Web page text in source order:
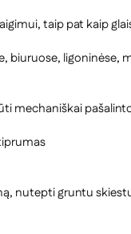
taip pat kaip
ligoninėse,
mechaniškai
nutepti gruntu